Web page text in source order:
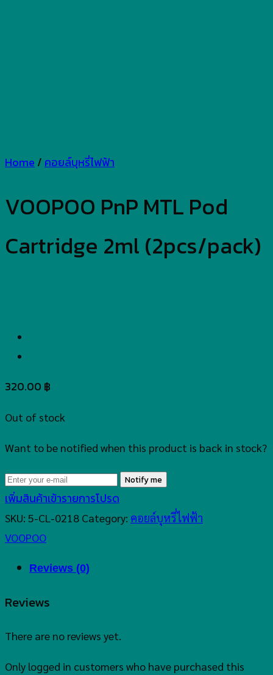
Home / คอยล์บุหรี่ไฟฟ้า
VOOPOO PnP MTL Pod
Cartridge 2ml (2pcs/pack)
320.00 ฿
Out of stock
Want to be notified when this product is back in stock?
Notify me
เพิ่มสินค้าเข้ารายการโปรด
SKU: 5-CL-0218 Category: คอยล์บุหรี่ไฟฟ้า
VOOPOO
Reviews (0)
Reviews
There are no reviews yet.
Only logged in customers who have purchased this